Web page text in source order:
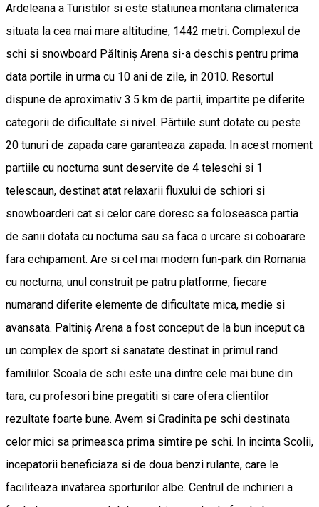
Ardeleana a Turistilor si este statiunea montana climaterica
situata la cea mai mare altitudine, 1442 metri. Complexul de
schi si snowboard Păltiniș Arena si-a deschis pentru prima
data portile in urma cu 10 ani de zile, in 2010. Resortul
dispune de aproximativ 3.5 km de partii, impartite pe diferite
categorii de dificultate si nivel. Pârtiile sunt dotate cu peste
20 tunuri de zapada care garanteaza zapada. In acest moment
partiile cu nocturna sunt deservite de 4 teleschi si 1
telescaun, destinat atat relaxarii fluxului de schiori si
snowboarderi cat si celor care doresc sa foloseasca partia
de sanii dotata cu nocturna sau sa faca o urcare si coboarare
fara echipament. Are si cel mai modern fun-park din Romania
cu nocturna, unul construit pe patru platforme, fiecare
numarand diferite elemente de dificultate mica, medie si
avansata. Paltiniș Arena a fost conceput de la bun inceput ca
un complex de sport si sanatate destinat in primul rand
familiilor. Scoala de schi este una dintre cele mai bune din
tara, cu profesori bine pregatiti si care ofera clientilor
rezultate foarte bune. Avem si Gradinita pe schi destinata
celor mici sa primeasca prima simtire pe schi. In incinta Scolii,
incepatorii beneficiaza si de doua benzi rulante, care le
faciliteaza invatarea sporturilor albe. Centrul de inchirieri a